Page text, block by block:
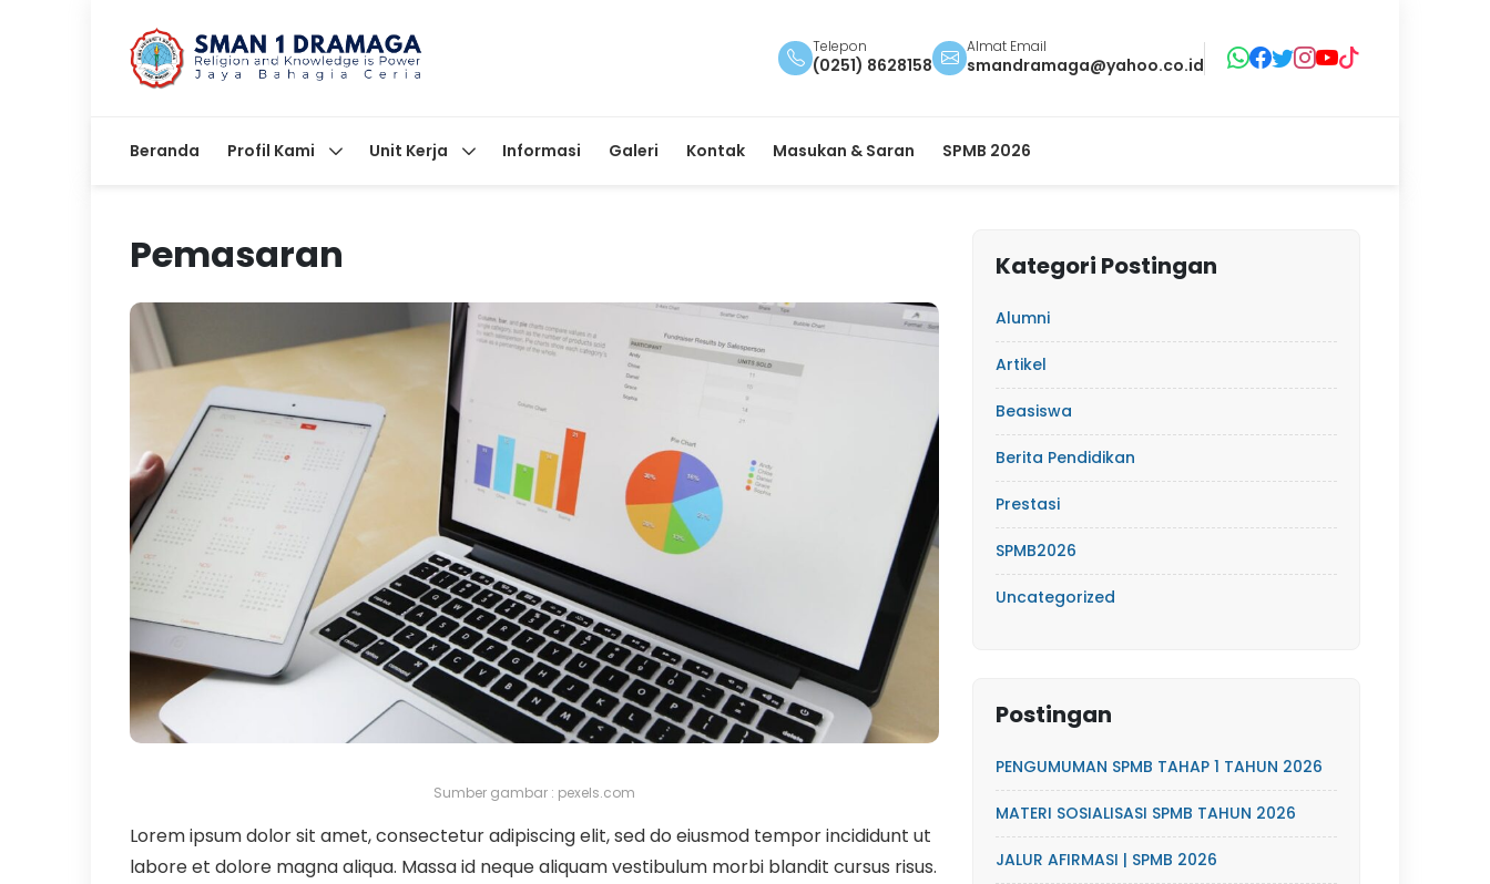
Telepon
(0251) 8628158
Almat Email
smandramaga@yahoo.co.id
Beranda Profil Kami Unit Kerja Informasi Galeri Kontak Masukan & Saran SPMB 2026
Pemasaran
Sumber gambar : pexels.com
Lorem ipsum dolor sit amet, consectetur adipiscing elit, sed do eiusmod tempor incididunt ut
labore et dolore magna aliqua. Massa id neque aliquam vestibulum morbi blandit cursus risus.
Kategori Postingan
Alumni
Artikel
Beasiswa
Berita Pendidikan
Prestasi
SPMB2026
Uncategorized
Postingan
PENGUMUMAN SPMB TAHAP 1 TAHUN 2026
MATERI SOSIALISASI SPMB TAHUN 2026
JALUR AFIRMASI | SPMB 2026